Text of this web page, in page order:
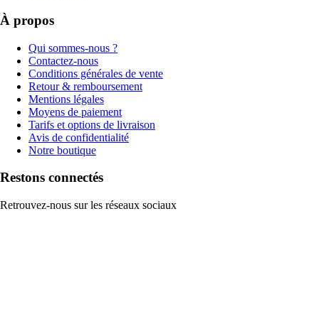
À propos
Qui sommes-nous ?
Contactez-nous
Conditions générales de vente
Retour & remboursement
Mentions légales
Moyens de paiement
Tarifs et options de livraison
Avis de confidentialité
Notre boutique
Restons connectés
Retrouvez-nous sur les réseaux sociaux